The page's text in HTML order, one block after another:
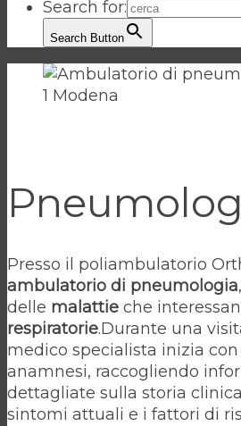
Search for:
Search Button
Presso il poliambulatorio
ambulatorio di pneumologia
delle malattie che
respiratorie.Durante una
medico specialista inizia con
anamnesi, raccogliendo
dettagliate sulla storia
sintomi attuali e i fattori di